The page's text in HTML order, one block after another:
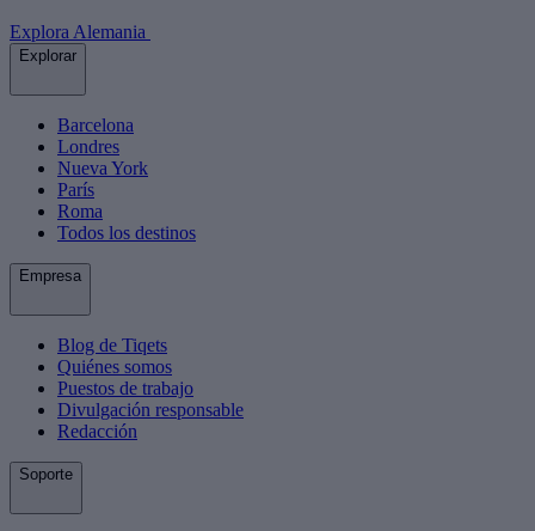
Explora Alemania
Explorar
Barcelona
Londres
Nueva York
París
Roma
Todos los destinos
Empresa
Blog de Tiqets
Quiénes somos
Puestos de trabajo
Divulgación responsable
Redacción
Soporte